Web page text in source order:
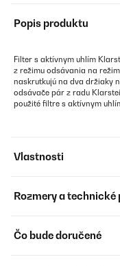
Popis produktu
Filter s aktívnym uhlím
z režimu odsávania na
naskrutkujú na dva držiaky
odsávače pár z radu
použité filtre s aktívnym
Vlastnosti
Rozmery a technické
Čo bude doručené